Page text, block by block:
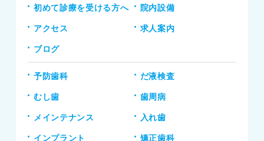
初めて診療を受ける方へ
院内設備
アクセス
求人案内
ブログ
予防歯科
だ液検査
むし歯
歯周病
メインテナンス
入れ歯
インプラント
矯正歯科